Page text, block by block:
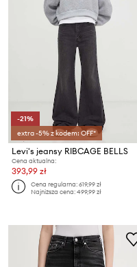
-21%
extra -5% z kodem: OFF*
Levi's jeansy RIBCAGE BELLS
Cena aktualna:
393,99 zł
Cena regularna:619,99 zł
Najniższa cena:499,99 zł